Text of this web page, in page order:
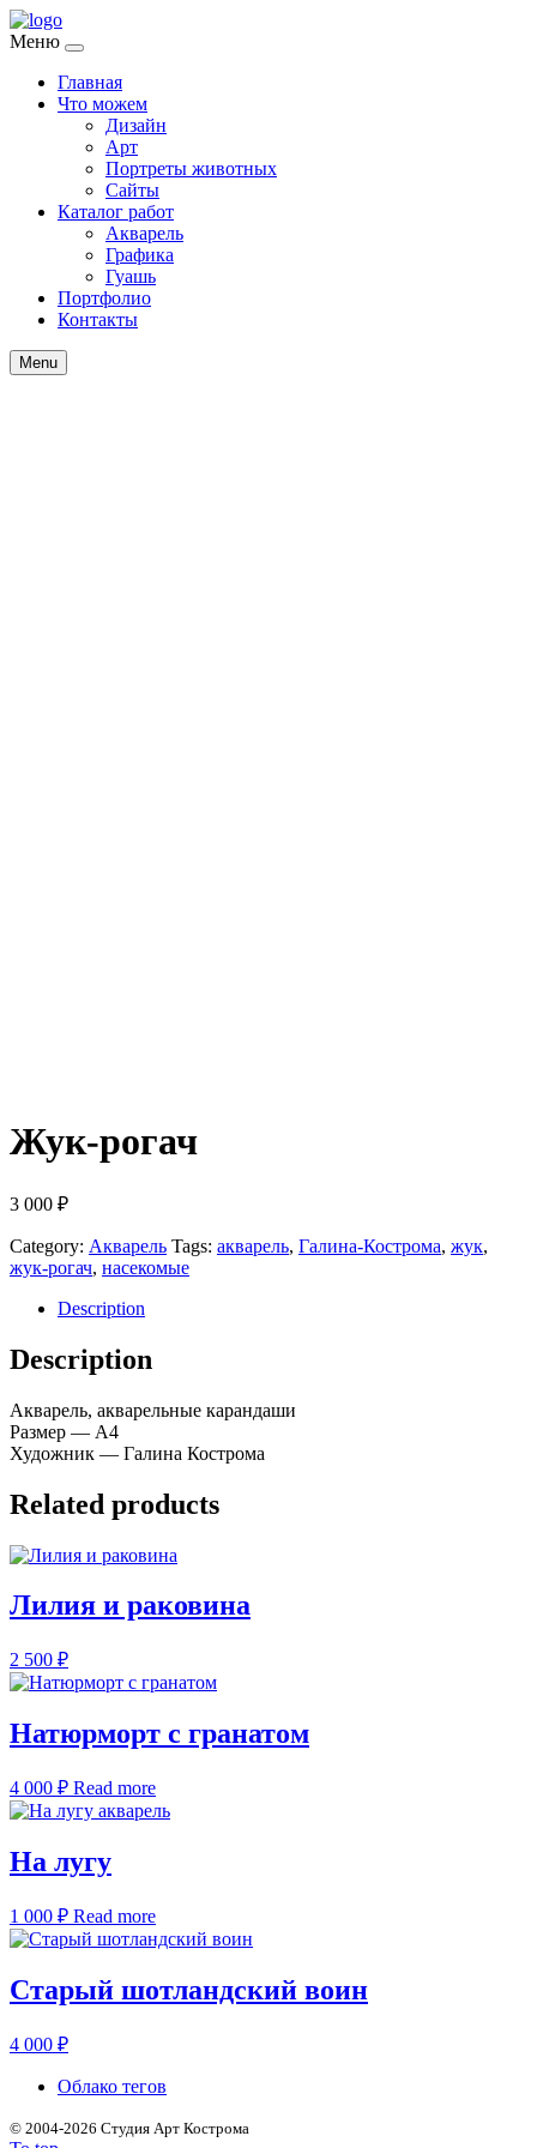
Меню
Главная
Что можем
Дизайн
Арт
Портреты животных
Сайты
Каталог работ
Акварель
Графика
Гуашь
Портфолио
Контакты
Menu
Жук-рогач
3 000 ₽
Category: Акварель Tags: акварель, Галина-Кострома, жук,
жук-рогач, насекомые
Description
Description
Акварель, акварельные карандаши
Размер — А4
Художник — Галина Кострома
Related products
Лилия и раковина
2 500 ₽
Натюрморт с гранатом
4 000 ₽ Read more
На лугу
1 000 ₽ Read more
Старый шотландский воин
4 000 ₽
Облако тегов
© 2004-2026 Студия Арт Кострома